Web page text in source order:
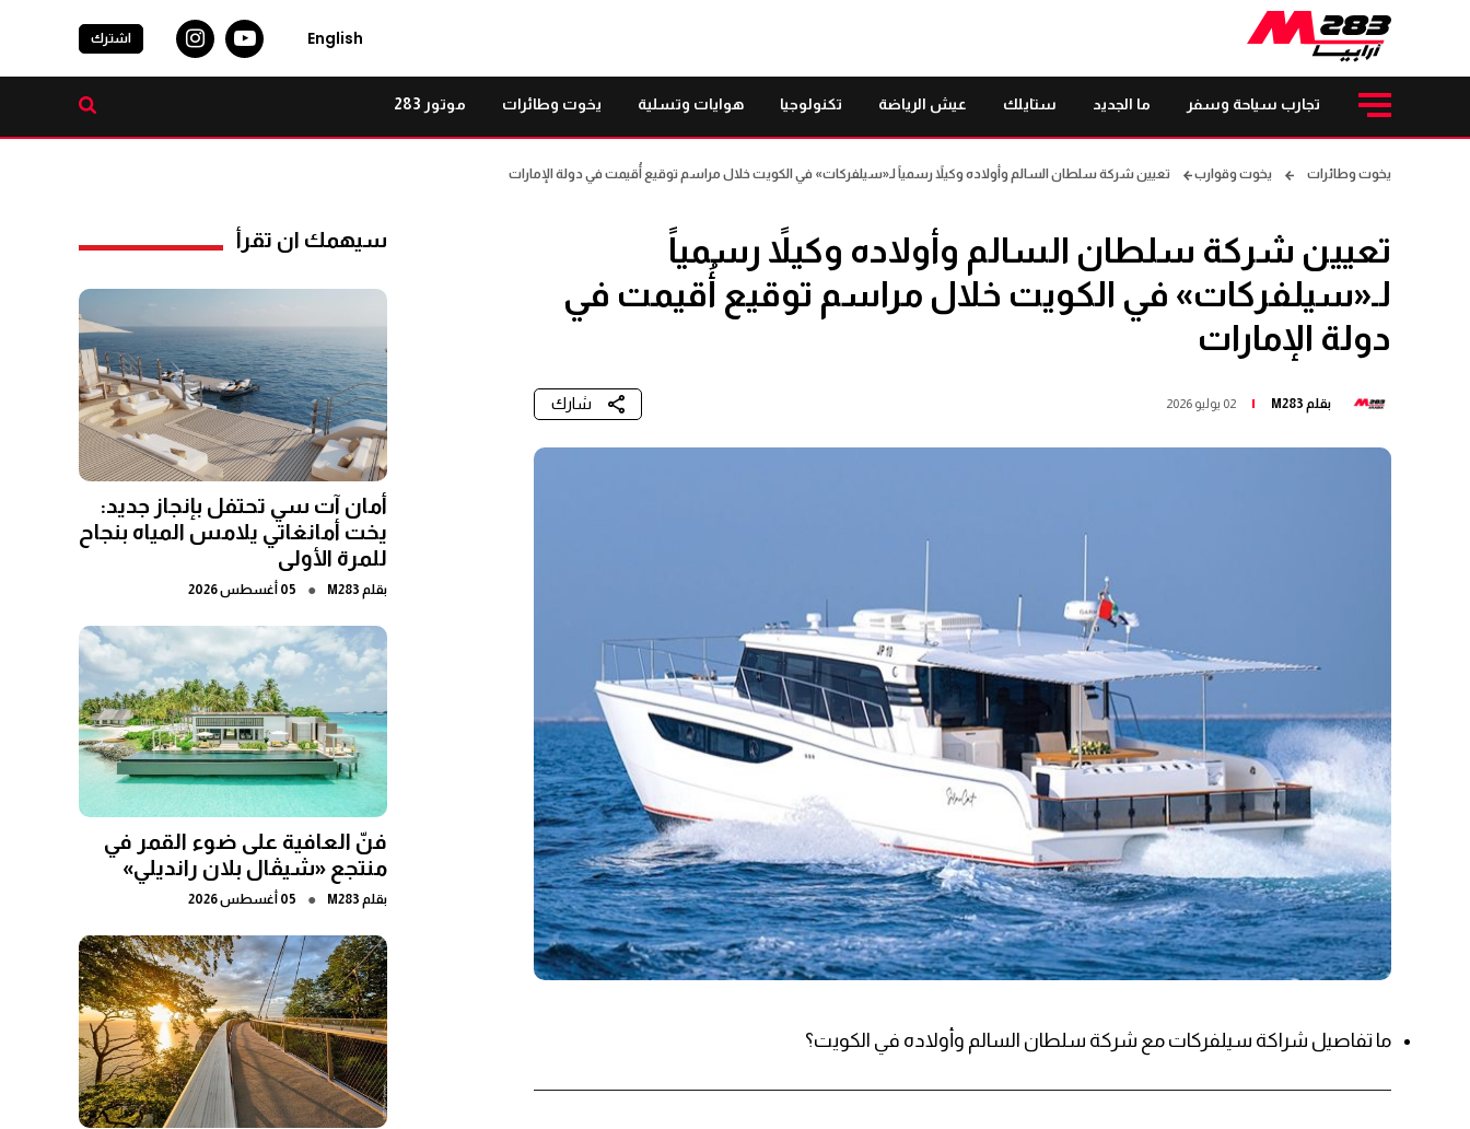
English اشترك
تجارب سياحة وسفر ما الجديد ستايلك عيش الرياضة تكنولوجيا هوايات وتسلية يخوت وطائرات موتور 283
يخوت وطائرات يخوت وقوارب تعيين شركة سلطان السالم وأولاده وكيلاً رسمياً لـ«سيلفركات» في الكويت خلال مراسم توقيع أُقيمت في دولة الإمارات
تعيين شركة سلطان السالم وأولاده وكيلاً رسمياً
لـ«سيلفركات» في الكويت خلال مراسم توقيع أُقيمت في
دولة الإمارات
بقلم M283 02 يوليو 2026 شارك
ما تفاصيل شراكة سيلفركات مع شركة سلطان السالم وأولاده في الكويت؟
سيهمك ان تقرأ
أمان آت سي تحتفل بإنجاز جديد:
يخت أمانغاتي يلامس المياه بنجاح
للمرة الأولى
بقلم M283
● 05 أغسطس 2026
فنّ العافية على ضوء القمر في
منتجع «شيڤال بلان رانديلي»
بقلم M283
● 05 أغسطس 2026